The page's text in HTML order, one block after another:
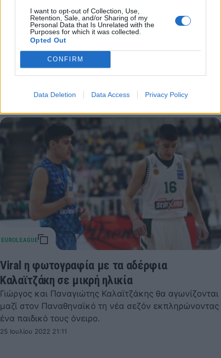
I want to opt-out of Collection, Use,
Retention, Sale, and/or Sharing of my
Personal Data that Is Unrelated with the
Purposes for which it was collected.
Opted Out
CONFIRM
Data Deletion Data Access Privacy Policy
Αγγλία: Σκηνικό-έπος σε γήπεδο της League 2
- Ντελιβεράς έφερε πίτσα στον αγωνιστικό
χώρο (video)
Επικό σκηνικό στην Αγγλία και την τέταρτη
31 Ιουλίου 2022 14:45
Viral η φωτογραφία με τα αδέρφια
Καλαϊτζάκη σε μικρή ηλικία
Γιώργος και Παναγιώτης Καλαϊτζάκης θα αγωνίζονται
μαζί στον Παναθηναϊκό τη νέα σεζόν εκπληρώνοντας
ένα παιδικό τους όνειρο.
25 Ιουλίου 2022 21:11